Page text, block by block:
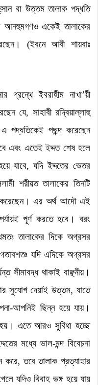
বা উত্তম তালাক পদ্ধতি
আনহুমগণও একেই তালাকের
(ইবনে আবী শায়বাঃ
গ্রন্থে ইবরাহীম নাখা‌’য়ী
যে, সাহাবী রদ্বিয়াল্লাহু
এ পদ্ধতিকেই পছন্দ করেছেন
এবং এতেই ইদ্দত শেষ হলে
যাবে, যদি ইদ্দতের ভেতর
শরীয়ত তালাকের তিনটি
করেছেন। এর অর্থ আদৌ এই
পূর্ণ করতে হবে। বরং
তালাকের দিকে অগ্রসর
যদি এদিকে অগ্রসর
সীমাবদ্ধ থাকাই বাঞ্ছনীয়।
সুযোগ দেয়াই উত্তম, যাতে
আপনিই ছিন্ন হয়ে যায়।
এতে আরও সুবিধা হচ্ছে
মধ্যে ভাল-মন্দ বিবেচনা
করে, তবে তালাক প্রত্যাহার
যদিও বিবাহ ভঙ্গ হয়ে যায়